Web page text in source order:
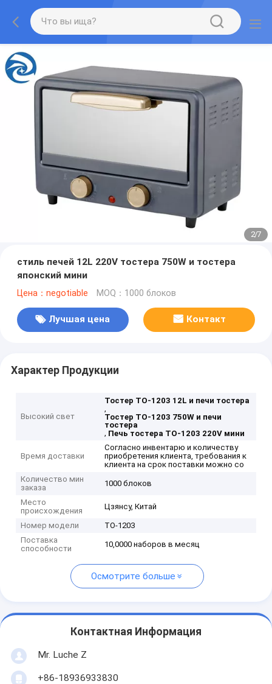
2/7
стиль печей 12L 220V тостера 750W и тостера
японский мини
Цена：negotiable MOQ：1000 блоков
Лучшая цена Контакт
Характер Продукции
Высокий свет
Тостер TO-1203 12L и печи тостера
,
Тостер TO-1203 750W и печи
тостера
, Печь тостера TO-1203 220V мини
Время доставки
Согласно инвентарю и количеству
приобретения клиента, требования к
клиента на срок поставки можно со
Количество мин
заказа
1000 блоков
Место
происхождения
Цзянсу, Китай
Номер модели
TO-1203
Поставка
способности
10,0000 наборов в месяц
Осмотрите больше
Контактная Информация
Mr. Luche Z
+86-18936933830